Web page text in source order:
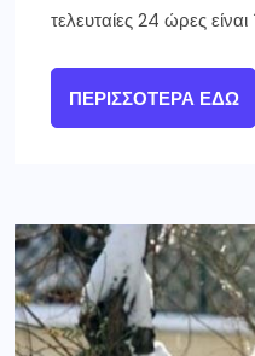
τελευταίες 24 ώρες
ΠΕΡΙΣΣΌΤΕΡΑ ΕΔΏ